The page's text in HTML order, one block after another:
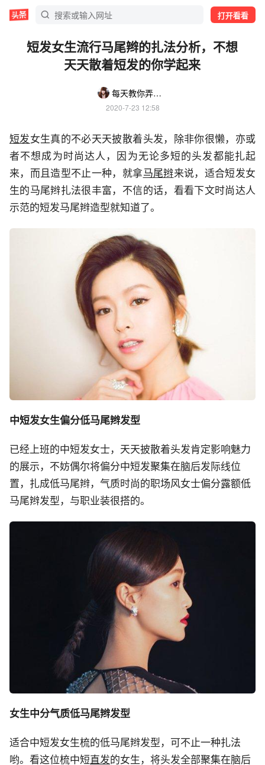
打开看看
短发女生流行马尾辫的扎法分析，不想
天天散着短发的你学起来
每天教你弄头发
2020-7-23 12:58
短发女生真的不必天天披散着头发，除非你很懒，亦或
者不想成为时尚达人，因为无论多短的头发都能扎起
来，而且造型不止一种，就拿马尾辫来说，适合短发女
生的马尾辫扎法很丰富，不信的话，看看下文时尚达人
示范的短发马尾辫造型就知道了。
中短发女生偏分低马尾辫发型
已经上班的中短发女士，天天披散着头发肯定影响魅力
的展示，不妨偶尔将偏分中短发聚集在脑后发际线位
置，扎成低马尾辫，气质时尚的职场风女士偏分露额低
马尾辫发型，与职业装很搭的。
女生中分气质低马尾辫发型
适合中短发女生梳的低马尾辫发型，可不止一种扎法
哟。看这位梳中短直发的女生，将头发全部聚集在脑后